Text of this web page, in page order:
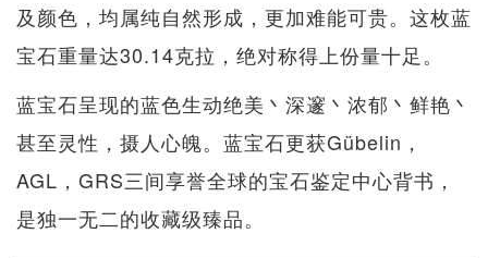
及颜色，均属纯自然形成，更加难能可贵。这枚蓝
宝石重量达30.14克拉，绝对称得上份量十足。
蓝宝石呈现的蓝色生动绝美丶深邃丶浓郁丶鲜艳丶
甚至灵性，摄人心魄。蓝宝石更获Gübelin，
AGL，GRS三间享誉全球的宝石鉴定中心背书，
是独一无二的收藏级臻品。